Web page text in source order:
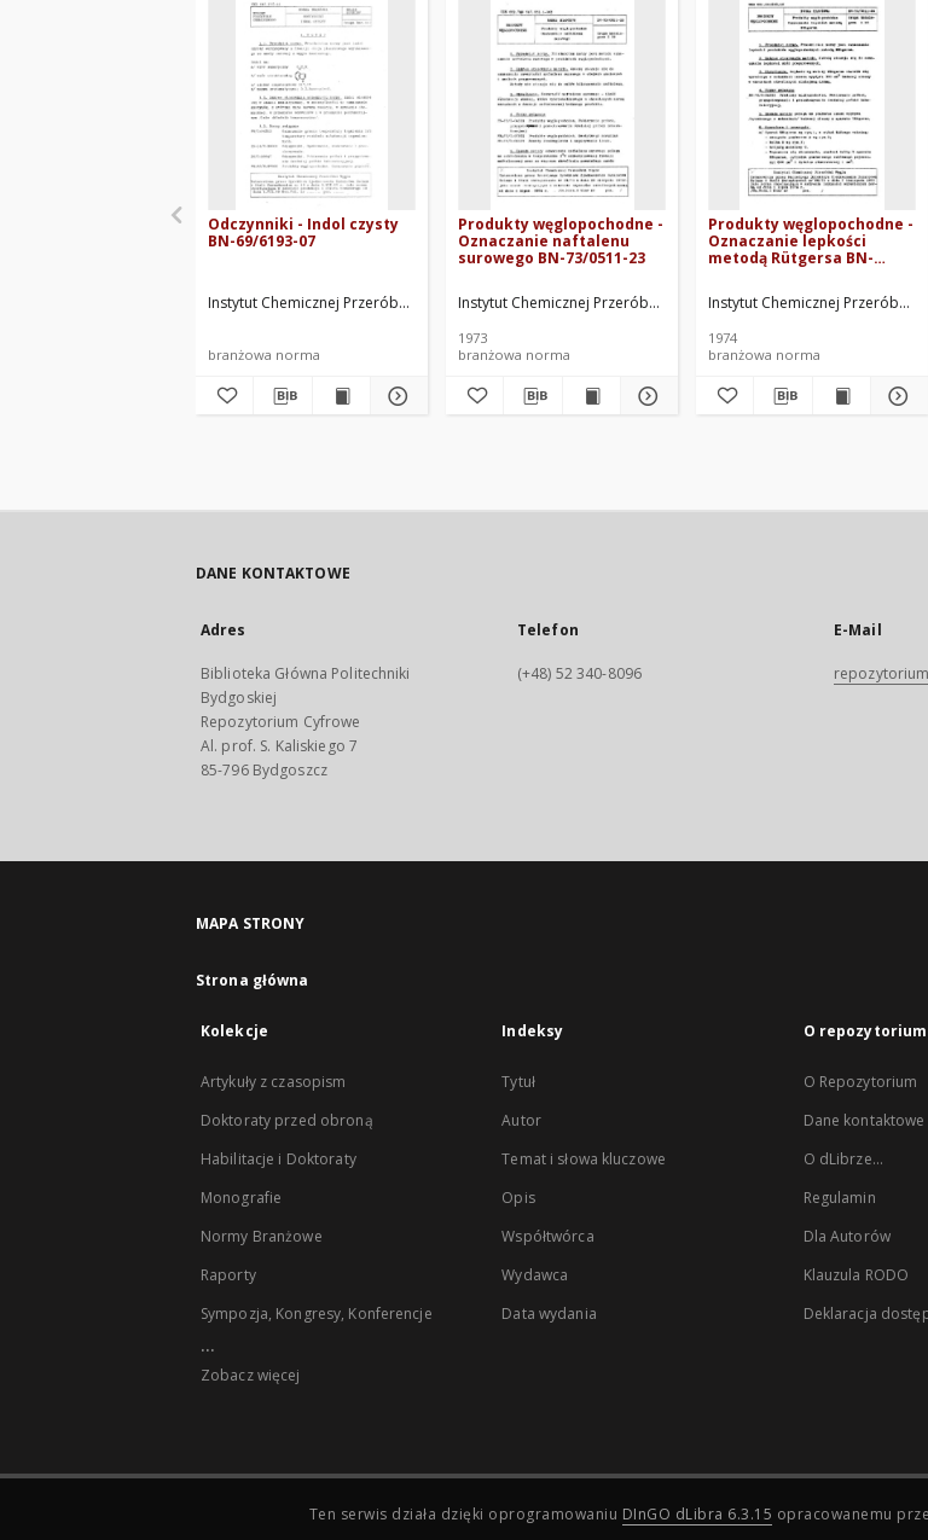
Odczynniki - Indol czysty
BN-69/6193-07
Instytut Chemicznej Przeróbki Węgla. Oprac.
branżowa norma
Produkty węglopochodne -
Oznaczanie naftalenu
surowego BN-73/0511-23
Instytut Chemicznej Przeróbki Węgla. Oprac.
1973
branżowa norma
Produkty węglopochodne -
Oznaczanie lepkości
metodą Rütgersa BN-
Instytut Chemicznej Przeróbki
1974
branżowa norma
DANE KONTAKTOWE
Adres
Biblioteka Główna Politechniki
Bydgoskiej
Repozytorium Cyfrowe
Al. prof. S. Kaliskiego 7
85-796 Bydgoszcz
Telefon
(+48) 52 340-8096
E-Mail
MAPA STRONY
Strona główna
Kolekcje
Artykuły z czasopism
Doktoraty przed obroną
Habilitacje i Doktoraty
Monografie
Normy Branżowe
Raporty
Sympozja, Kongresy, Konferencje
...
Zobacz więcej
Indeksy
Tytuł
Autor
Temat i słowa kluczowe
Opis
Współtwórca
Wydawca
Data wydania
O repozytorium
O Repozytorium
Dane kontaktowe
O dLibrze...
Regulamin
Dla Autorów
Klauzula RODO
Deklaracja
Ten serwis działa dzięki oprogramowaniu DInGO dLibra 6.3.15 opracowanemu